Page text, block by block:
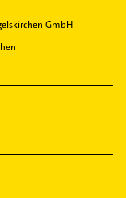
GmbH